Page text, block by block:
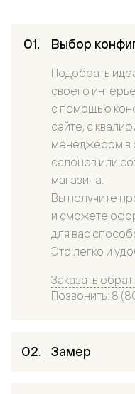
Выбор
Подобрать
своего
с помощью
сайте, с
менеджером в
салонов или
магазина.
Вы получите
и сможете
для вас
Это легко и
Заказать
Позвонить: 8
Замер